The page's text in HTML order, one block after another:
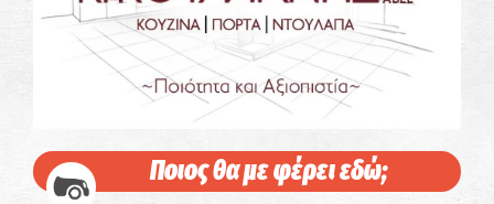
Ποιος θα με φέρει εδώ;